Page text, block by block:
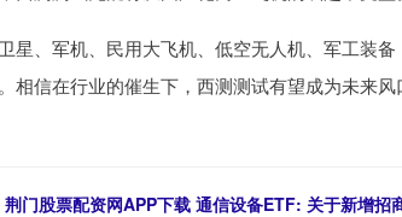
星、军机、民用大飞机、低空无人机、军工装
相信在行业的催生下，西测测试有望成为未来风
荆门股票配资网APP下载 通信设备ETF: 关于新增